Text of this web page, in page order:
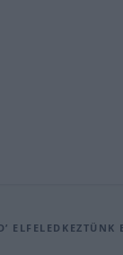
ELFELEDKEZTÜNK